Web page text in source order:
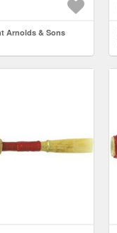
Arnolds & Sons